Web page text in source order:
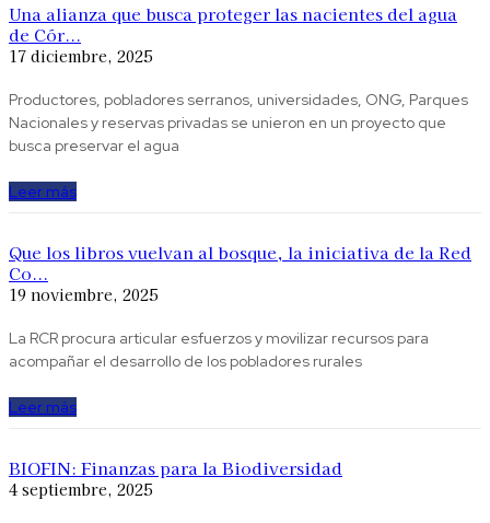
Una alianza que busca proteger las nacientes del agua
de Cór...
17 diciembre, 2025
Productores, pobladores serranos, universidades, ONG, Parques
Nacionales y reservas privadas se unieron en un proyecto que
busca preservar el agua
Leer más
Que los libros vuelvan al bosque, la iniciativa de la Red
Co...
19 noviembre, 2025
La RCR procura articular esfuerzos y movilizar recursos para
acompañar el desarrollo de los pobladores rurales
Leer más
BIOFIN: Finanzas para la Biodiversidad
4 septiembre, 2025